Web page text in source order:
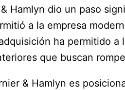
Hamlyn dio un paso
a la empresa
ha permitido a
que buscan
& Hamlyn es